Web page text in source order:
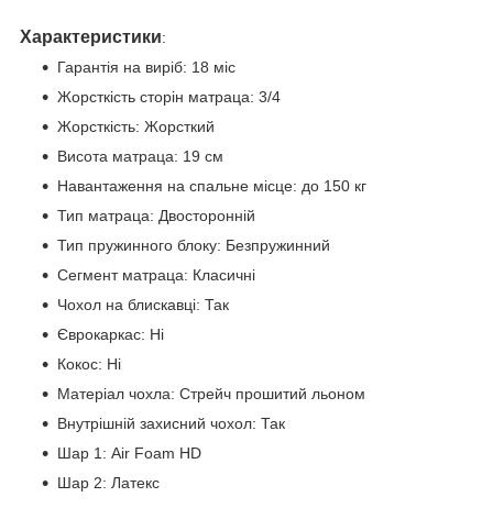
Характеристики:
Гарантія на виріб: 18 міс
Жорсткість сторін матраца: 3/4
Жорсткість: Жорсткий
Висота матраца: 19 см
Навантаження на спальне місце: до 150 кг
Тип матраца: Двосторонній
Тип пружинного блоку: Безпружинний
Сегмент матраца: Класичні
Чохол на блискавці: Так
Єврокаркас: Ні
Кокос: Ні
Матеріал чохла: Стрейч прошитий льоном
Внутрішній захисний чохол: Так
Шар 1: Air Foam HD
Шар 2: Латекс